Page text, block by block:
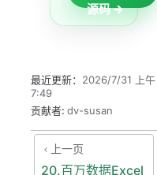
源码 →
最近更新： 2026/7/31 上午
7:49
贡献者: dv-susan
上一页
20.百万数据Excel